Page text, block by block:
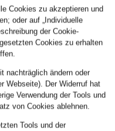
Cookies zu akzeptieren und
oder auf „Individuelle
der Cookie-
Cookies zu erhalten
nachträglich ändern oder
Webseite). Der Widerruf hat
Verwendung der Tools und
von Cookies ablehnen.
Tools und der